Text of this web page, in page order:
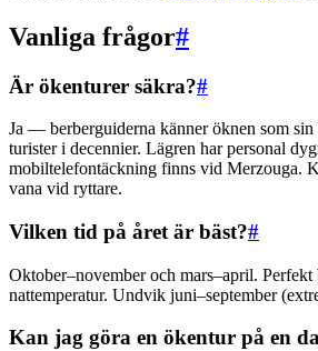
Vanliga frågor#
Är ökenturer säkra?#
Ja — berberguiderna känner öknen som
turister i decennier. Lägren har personal
mobiltelefontäckning finns vid Merzouga.
vana vid ryttare.
Vilken tid på året är bäst?#
Oktober–november och mars–april. Perfekt
nattemperatur. Undvik juni–september
Kan jag göra en ökentur på en